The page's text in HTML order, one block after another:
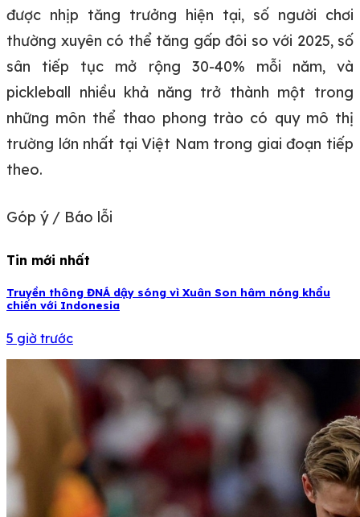
được nhịp tăng trưởng hiện tại, số người chơi
thường xuyên có thể tăng gấp đôi so với 2025, số
sân tiếp tục mở rộng 30-40% mỗi năm, và
pickleball nhiều khả năng trở thành một trong
những môn thể thao phong trào có quy mô thị
trường lớn nhất tại Việt Nam trong giai đoạn tiếp
theo.
Góp ý / Báo lỗi
Tin mới nhất
Truyền thông ĐNÁ dậy sóng vì Xuân Son hâm nóng khẩu
chiến với Indonesia
5 giờ trước